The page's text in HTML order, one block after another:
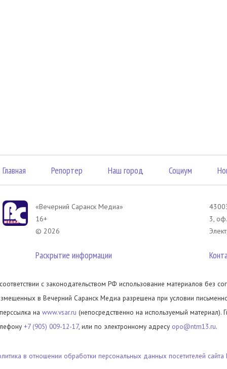
Главная Репортер Наш город Социум
«Вечерний Саранск Mедиа»
16+
© 2026
Раскрытие информации
3,
с законодательством РФ использование материалов без
в Вечерний Саранск Медиа разрешена при условии
на www.vsar.ru (непосредственно на используемый материал).
+7 (905) 009-12-17, или по электронному адресу opo@ntm13.ru.
в отношении обработки персональных данных посетителей